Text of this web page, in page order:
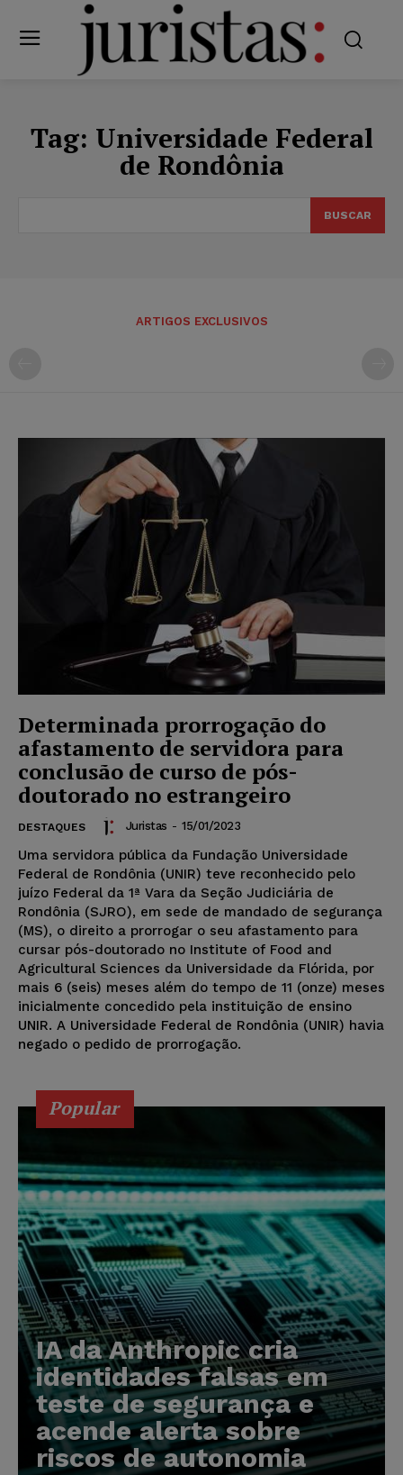
Tag: Universidade Federal
de Rondônia
BUSCAR
ARTIGOS EXCLUSIVOS
Determinada prorrogação do
afastamento de servidora para
conclusão de curso de pós-
doutorado no estrangeiro
DESTAQUES Juristas - 15/01/2023
Uma servidora pública da Fundação Universidade
Federal de Rondônia (UNIR) teve reconhecido pelo
juízo Federal da 1ª Vara da Seção Judiciária de
Rondônia (SJRO), em sede de mandado de segurança
(MS), o direito a prorrogar o seu afastamento para
cursar pós-doutorado no Institute of Food and
Agricultural Sciences da Universidade da Flórida, por
mais 6 (seis) meses além do tempo de 11 (onze) meses
inicialmente concedido pela instituição de ensino
UNIR. A Universidade Federal de Rondônia (UNIR) havia
negado o pedido de prorrogação.
Popular
IA da Anthropic cria
identidades falsas em
teste de segurança e
acende alerta sobre
riscos de autonomia